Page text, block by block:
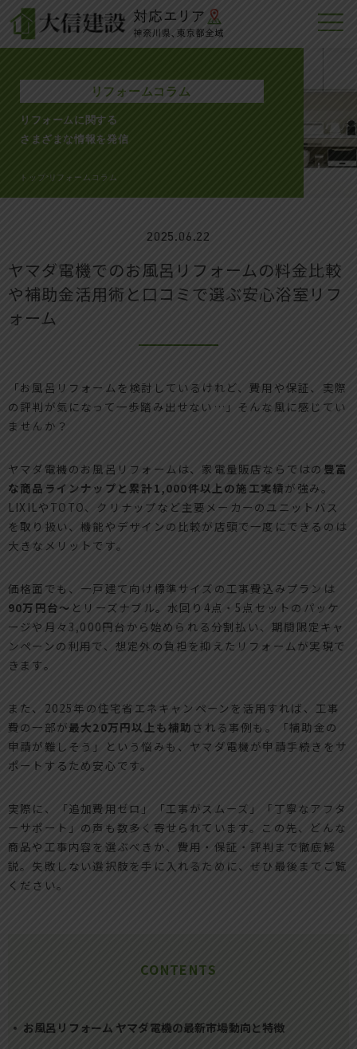
リフォームコラム
リフォームに関する
さまざまな情報を発信
トップ >リフォームコラム
2025.06.22
ヤマダ電機でのお風呂リフォームの料金比較
や補助金活用術と口コミで選ぶ安心浴室リフ
ォーム
「お風呂リフォームを検討しているけれど、費用や保証、実際
の評判が気になって一歩踏み出せない…」そんな風に感じてい
ませんか？
ヤマダ電機のお風呂リフォームは、家電量販店ならではの 豊富
な商品ラインナップと累計1,000件以上の施工実績が強み。
LIXILやTOTO、クリナップなど主要メーカーのユニットバス
を取り扱い、機能やデザインの比較が店頭で一度にできるのは
大きなメリットです。
価格面でも、一戸建て向け標準サイズの工事費込みプランは
90万円台～ とリーズナブル。水回り4点・5点セットのパッケ
ージや月々3,000円台から始められる分割払い、期間限定キャ
ンペーンの利用で、想定外の負担を抑えたリフォームが実現で
きます。
また、2025年の住宅省エネキャンペーンを活用すれば、工事
費の一部が最大20万円以上も補助 される事例も。「補助金の
申請が難しそう」という悩みも、ヤマダ電機が申請手続きをサ
ポートするため安心です。
実際に、「追加費用ゼロ」「工事がスムーズ」「丁寧なアフタ
ーサポート」の声も数多く寄せられています。この先、どんな
商品や工事内容を選ぶべきか、費用・保証・評判まで徹底解
説。失敗しない選択肢を手に入れるために、ぜひ最後までご覧
ください。
CONTENTS
お風呂リフォーム ヤマダ電機の最新市場動向と特徴